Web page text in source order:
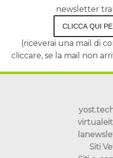
newsletter
CLICCA QUI
(riceverai una mail di
cliccare, se la mail non
Siti